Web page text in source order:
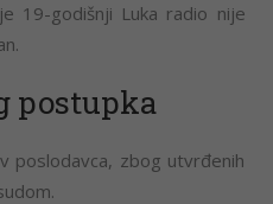
19-godišnji Luka radio nije
postupka
poslodavca, zbog utvrđenih